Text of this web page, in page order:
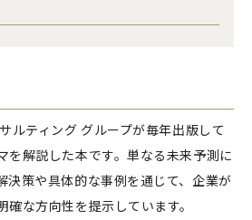
ルティング グループが毎年出版して
を解説した本です。単なる未来予測に
決策や具体的な事例を通じて、企業が
な方向性を提示しています。